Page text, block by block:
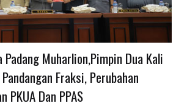
Padang Muharlion,Pimpin Dua Kali
Fraksi, Perubahan
PKUA Dan PPAS